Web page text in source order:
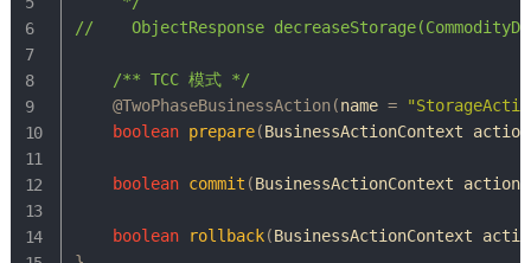
//    ObjectResponse
/** TCC 模式 */
@TwoPhaseBusinessAction(name =
boolean prepare(BusinessActionContext
boolean commit (BusinessActionContext
boolean rollback(BusinessActionContext